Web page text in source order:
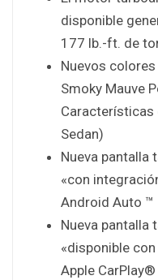
disponible
177 lb.-ft. de
Nuevos
Smoky Mauve
Características
Sedan)
Nueva pantalla
«con
Android Auto ™
Nueva pantalla
«disponible
Apple